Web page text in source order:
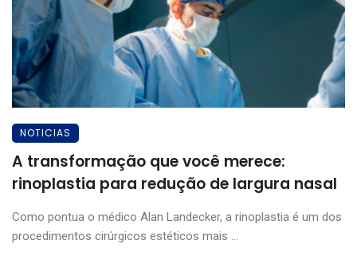
NOTICIAS
A transformação que você merece:
rinoplastia para redução de largura nasal
Como pontua o médico Alan Landecker, a rinoplastia é um dos
procedimentos cirúrgicos estéticos mais ...